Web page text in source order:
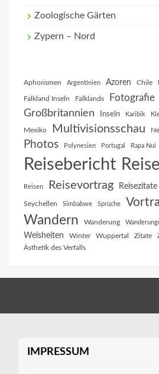
Zoologische Gärten
Zypern – Nord
Aphorismen Argentinien Azoren Chile
Falkland Inseln Falklands Fotografie
Großbritannien Inseln Karibik
Mexiko Multivisionsschau
Photos Polynesien Portugal Rapa Nui
Reisebericht
Reisen Reisevortrag Reisezitate
Seychellen Simbabwe Sprüche
Wandern Wanderung
Weisheiten Winter Wuppertal Zitate
Ästhetik des Verfalls
IMPRESSUM